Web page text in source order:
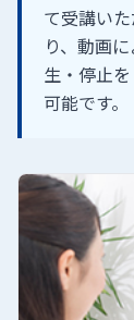
て受講い
り、動画
生・停止
可能です。